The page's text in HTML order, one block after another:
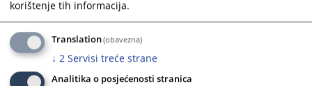
korištenje tih informacija.
Translation(obavezna)
↓ 2 Servisi treće strane
Analitika o posjećenosti stranica